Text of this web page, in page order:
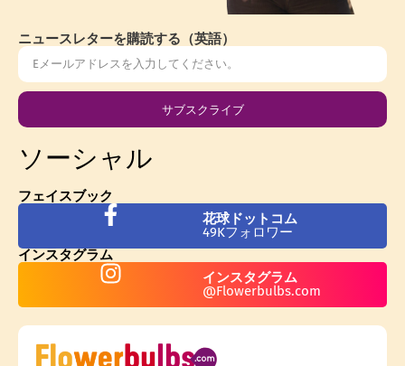
ニュースレターを購読する（英語）
サブスクライブ
ソーシャル
フェイスブック
花球ドットコム
49Kフォロワー
インスタグラム
インスタグラム
@Flowerbulbs.com